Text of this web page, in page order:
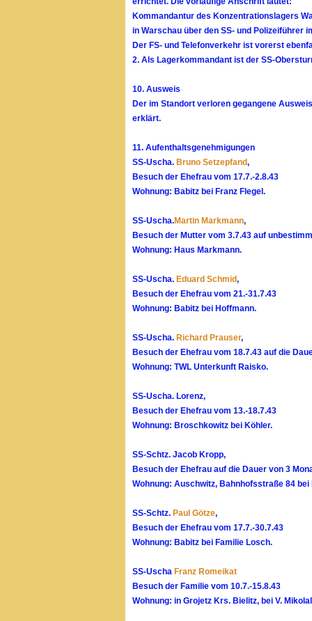
Kommandantur des Konzentrationslagers
in Warschau über den SS- und Polizeiführer
Der FS- und Telefonverkehr ist vorerst
2. Als Lagerkommandant ist der SS-
10. Ausweis
Der im Standort verloren gegangene
erklärt.
11. Aufenthaltsgenehmigungen
SS-Uscha. Bruno Setzepfand,
Besuch der Ehefrau vom 17.7.-2.8.43
Wohnung: Babitz bei Franz Flegel.
SS-Uscha.Martin Markmann,
Besuch der Mutter vom 3.7.43 auf
Wohnung: Haus Markmann.
SS-Uscha. Eduard Schmid,
Besuch der Ehefrau vom 21.-31.7.43
Wohnung: Babitz bei Hoffmann.
SS-Uscha. Richard Prauser,
Besuch der Ehefrau vom 18.7.43 auf die
Wohnung: TWL Unterkunft Raisko.
SS-Uscha. Lorenz,
Besuch der Ehefrau vom 13.-18.7.43
Wohnung: Broschkowitz bei Köhler.
SS-Schtz. Jacob Kropp,
Besuch der Ehefrau auf die Dauer von 3
Wohnung: Auschwitz, Bahnhofsstraße 84 bei
SS-Schtz. Paul Götze,
Besuch der Ehefrau vom 17.7.-30.7.43
Wohnung: Babitz bei Familie Losch.
SS-Uscha Franz Romeikat
Besuch der Familie vom 10.7.-15.8.43
Wohnung: in Grojetz Krs. Bielitz, bei V.